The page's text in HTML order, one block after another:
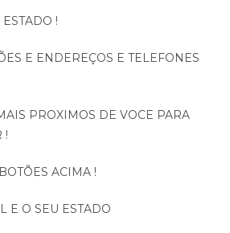
!
E ENDEREÇOS E TELEFONES
PROXIMOS DE VOCE PARA
!
ACIMA !
E O SEU ESTADO